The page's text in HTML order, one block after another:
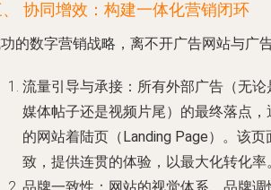
协同增效：构建一体化营销闭环
的数字营销战略，离不开广告网站与广
流量引导与承接 ：所有外部广告（无
媒体帖子还是视频片尾）的最终落点
的网站着陆页（Landing Page） 。该页
致，提供连贯的体验，以最大化转化率